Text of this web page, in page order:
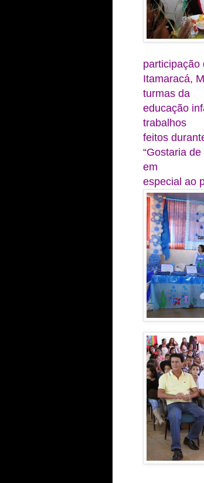
participação
Itamaracá,
turmas da
educação
trabalhos
feitos
“Gostaria
em
especial ao